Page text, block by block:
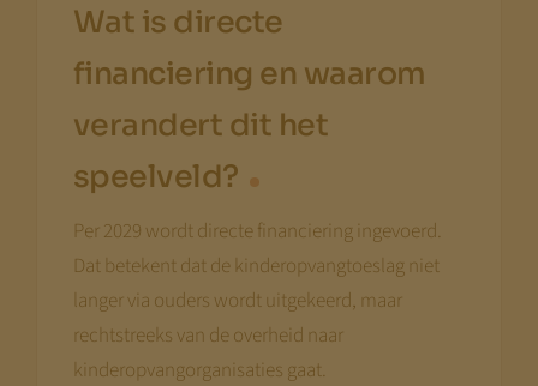
Wat is directe
financiering en waarom
verandert dit het
speelveld?
Per 2029 wordt directe financiering ingevoerd.
Dat betekent dat de kinderopvangtoeslag niet
langer via ouders wordt uitgekeerd, maar
rechtstreeks van de overheid naar
kinderopvangorganisaties gaat.